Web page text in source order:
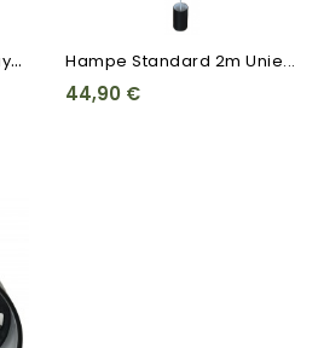
H
Ampe Javelot 2m20 Rayée... Hampe Standard 2m Unie...
44,90 €